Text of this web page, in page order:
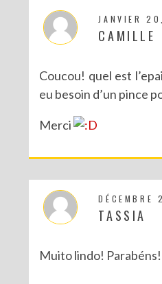
JANVIER
CAMILLE
Coucou! quel est
eu besoin d’un pince
Merci
TASSIA
Muito lindo!